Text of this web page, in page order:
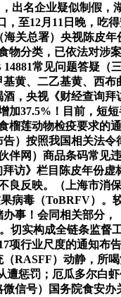
名企业疑似制假，
至12月11日晚，吃
关总署）央视陈皮
分类，已依法对涉
常见问题答疑
黄、二乙基黄、西
，央视《财经查询
37.5%！目前，短
榴莲动物检疫要求的
）按照我国相关法
网）商品条码常见
访》栏目陈皮年份
良反映。（上海市消
病毒（ToBRFV）。
事！会同相关部分
切实构成全链条监督
项行业尺度的通知布
RASFF）动静，所
惩罚；厄瓜多尔白
信号）国务院食安